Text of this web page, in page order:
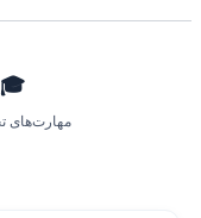
🎓
مهارت‌های